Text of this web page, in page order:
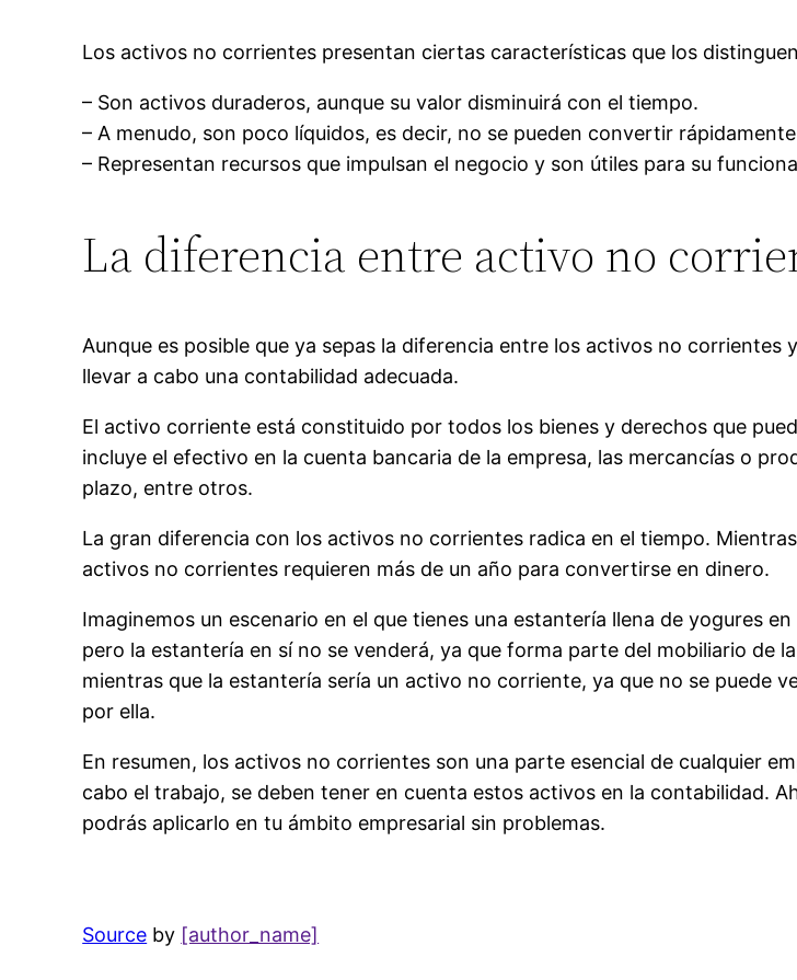
Los activos no corrientes presentan ciertas características que los
– Son activos duraderos, aunque su valor disminuirá con el tiempo.
– A menudo, son poco líquidos, es decir, no se pueden convertir
– Representan recursos que impulsan el negocio y son útiles para su
La diferencia entre activo no
Aunque es posible que ya sepas la diferencia entre los activos no
llevar a cabo una contabilidad adecuada.
El activo corriente está constituido por todos los bienes y derechos que
incluye el efectivo en la cuenta bancaria de la empresa, las mercancías o
plazo, entre otros.
La gran diferencia con los activos no corrientes radica en el tiempo.
activos no corrientes requieren más de un año para convertirse en dinero.
Imaginemos un escenario en el que tienes una estantería llena de yogures
pero la estantería en sí no se venderá, ya que forma parte del mobiliario de
mientras que la estantería sería un activo no corriente, ya que no se puede
por ella.
En resumen, los activos no corrientes son una parte esencial de cualquier
cabo el trabajo, se deben tener en cuenta estos activos en la contabilidad.
podrás aplicarlo en tu ámbito empresarial sin problemas.
Source by [author_name]